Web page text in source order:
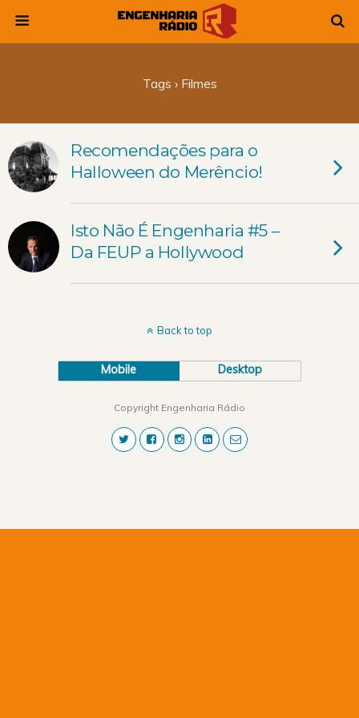
Tags › Filmes
Recomendações para o
Halloween do Merêncio!
Isto Não É Engenharia #5 –
Da FEUP a Hollywood
Back to top
Mobile Desktop
Copyright Engenharia Rádio